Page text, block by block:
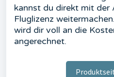
kannst du direkt mit der
Fluglizenz
wird dir voll an die
angerechnet.